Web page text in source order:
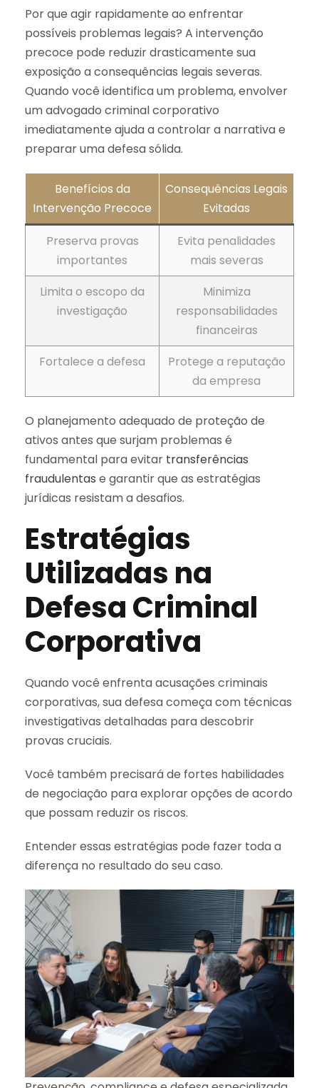
Por que agir rapidamente ao enfrentar
possíveis problemas legais? A intervenção
precoce pode reduzir drasticamente sua
exposição a consequências legais severas.
Quando você identifica um problema, envolver
um advogado criminal corporativo
imediatamente ajuda a controlar a narrativa e
preparar uma defesa sólida.
Benefícios da
Intervenção Precoce
Consequências Legais
Evitadas
Preserva provas
importantes
Evita penalidades
mais severas
Limita o escopo da
investigação
Minimiza
responsabilidades
financeiras
Fortalece a defesa
Protege a reputação
da empresa
O planejamento adequado de proteção de
ativos antes que surjam problemas é
fundamental para evitar transferências
fraudulentas e garantir que as estratégias
jurídicas resistam a desafios.
Estratégias
Utilizadas na
Defesa Criminal
Corporativa
Quando você enfrenta acusações criminais
corporativas, sua defesa começa com técnicas
investigativas detalhadas para descobrir
provas cruciais.
Você também precisará de fortes habilidades
de negociação para explorar opções de acordo
que possam reduzir os riscos.
Entender essas estratégias pode fazer toda a
diferença no resultado do seu caso.